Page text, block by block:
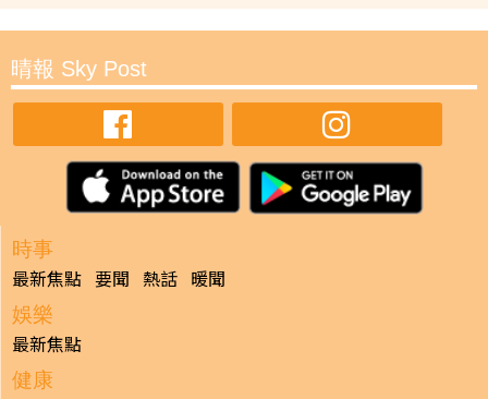
晴報 Sky Post
時事
最新焦點 要聞 熱話 暖聞
娛樂
最新焦點
健康